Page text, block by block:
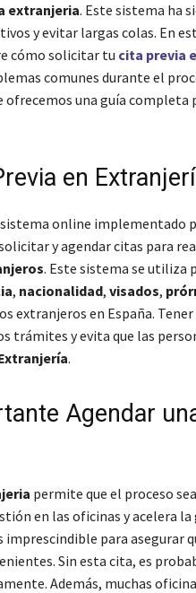
extranjeria. Este sistema ha
y evitar largas colas. En
cómo solicitar tu cita previa
comunes durante el
una guía completa
en
sistema online implementado
y agendar citas para
. Este sistema se utiliza
, nacionalidad, visados,
extranjeros en España. Tener
trámites y evita que las
.
Agendar
permite que el proceso
en las oficinas y acelera
para asegurar
Sin esta cita, es
Además, muchas